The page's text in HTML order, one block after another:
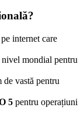
internet care
mondial pentru
de vastă pentru
5 pentru operațiuni